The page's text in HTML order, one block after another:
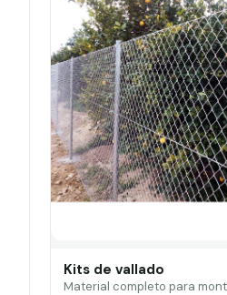
Kits de vallado
Material completo para